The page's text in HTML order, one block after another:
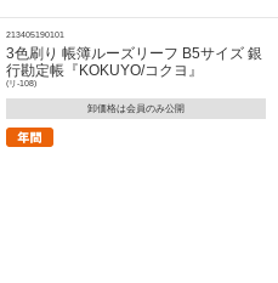
213405190101
3色刷り 帳簿ルーズリーフ B5サイズ 銀
行勘定帳『KOKUYO/コクヨ』
(リ-108)
卸価格は会員のみ公開